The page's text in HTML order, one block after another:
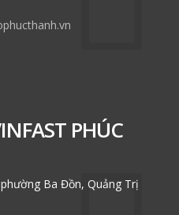
PHÚC
Ba Đồn, Quảng Trị